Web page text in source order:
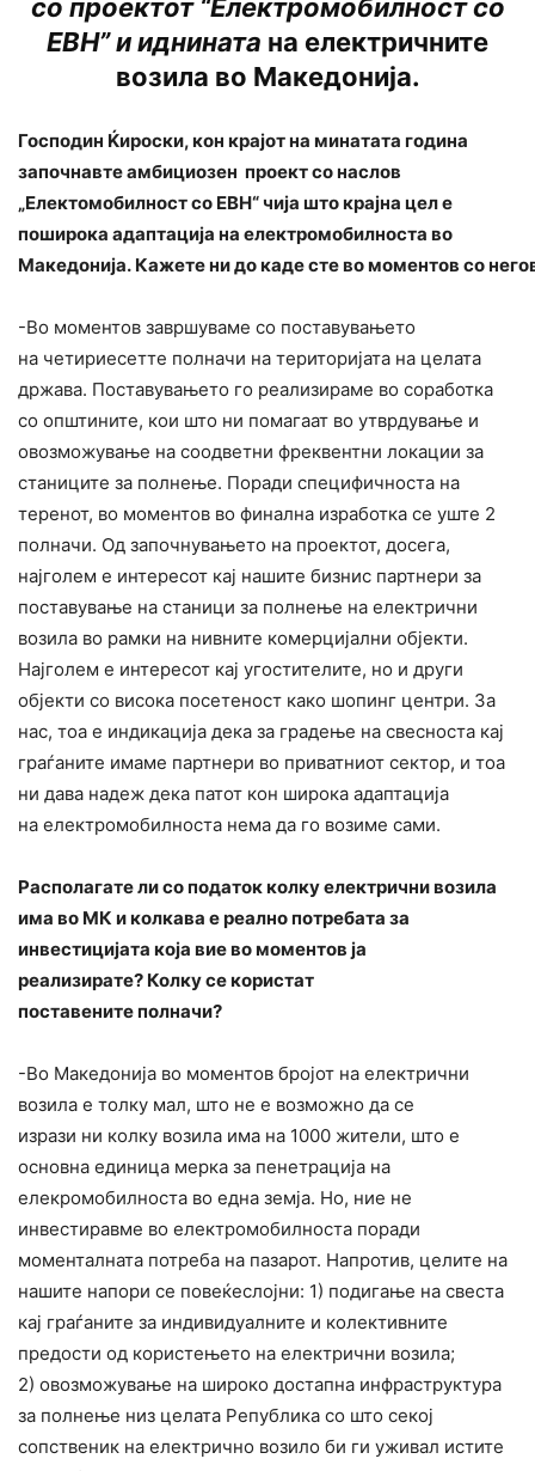
со проектот “Електромобилност со
ЕВН” и иднината на електричните
возила во Македонија.
Господин Ќироски, кон крајот на минатата година
започнавте амбициозен проект со наслов
„Електомобилност со ЕВН“ чија што крајна цел е
поширока адаптација на електромобилноста во
Македонија. Кажете ни до каде сте во моментов со
-Во моментов завршуваме со поставувањето
на четириесетте полначи на територијата на целата
држава. Поставувањето го реализираме во соработка
со општините, кои што ни помагаат во утврдување и
овозможување на соодветни фреквентни локации за
станиците за полнење. Поради специфичноста на
теренот, во моментов во финална изработка се уште 2
полначи. Од започнувањето на проектот, досега,
најголем е интересот кај нашите бизнис партнери за
поставување на станици за полнење на електрични
возила во рамки на нивните комерцијални објекти.
Најголем е интересот кај угостителите, но и други
објекти со висока посетеност како шопинг центри. За
нас, тоа е индикација дека за градење на свесноста кај
граѓаните имаме партнери во приватниот сектор, и тоа
ни дава надеж дека патот кон широка адаптација
на електромобилноста нема да го возиме сами.
Располагате ли со податок колку електрични возила
има во МК и колкава е реално потребата за
инвестицијата која вие во моментов ја
реализирате? Колку се користат
поставените полначи?
-Во Македонија во моментов бројот на електрични
возила е толку мал, што не е возможно да се
изрази ни колку возила има на 1000 жители, што е
основна единица мерка за пенетрација на
елекромобилноста во една земја. Но, ние не
инвестиравме во електромобилноста поради
моменталната потреба на пазарот. Напротив, целите на
нашите напори се повеќеслојни: 1) подигање на свеста
кај граѓаните за индивидуалните и колективните
предости од користењето на електрични возила;
2) овозможување на широко достапна инфраструктура
за полнење низ целата Република со што секој
сопственик на електрично возило би ги уживал истите